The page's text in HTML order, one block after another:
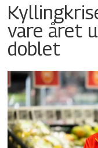
vare året
doblet